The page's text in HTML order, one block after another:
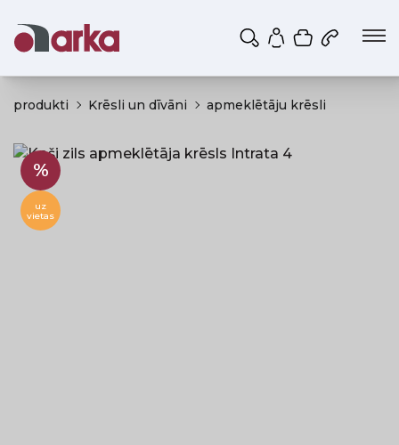
Mans profils
Iepirkumu
produkti Krēsli un dīvāni apmeklētāju krēsli
%
uz
vietas